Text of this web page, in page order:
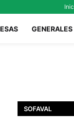
GENERALES
SOFAVAL